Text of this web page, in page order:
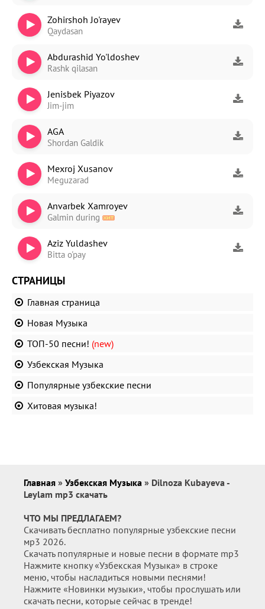
Zohirshoh Jo'rayev
Qaydasan
Abdurashid Yo'ldoshev
Rashk qilasan
Jenisbek Piyazov
Jim-jim
AGA
Shordan Galdik
Mexroj Xusanov
Meguzarad
Anvarbek Xamroyev
Galmin during
Aziz Yuldashev
Bitta o'pay
СТРАНИЦЫ
Главная страница
Новая Музыка
ТОП-50 песни! (new)
Узбекская Музыка
Популярные узбекские песни
Хитовая музыка!
Главная » Узбекская Музыка » Dilnoza Kubayeva -
Leylam mp3 скачать
ЧТО МЫ ПРЕДЛАГАЕМ?
Скачивать бесплатно популярные узбекские песни
мр3 2026.
Скачать популярные и новые песни в формате mp3
Нажмите кнопку «Узбекская Музыка» в строке
меню, чтобы насладиться новыми песнями!
Нажмите «Новинки музыки», чтобы прослушать или
скачать песни, которые сейчас в тренде!